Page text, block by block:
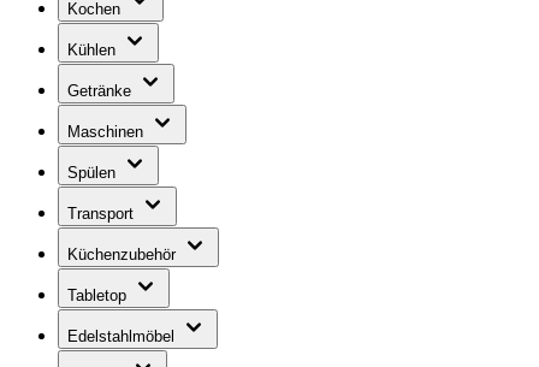
Kochen
Kühlen
Getränke
Maschinen
Spülen
Transport
Küchenzubehör
Tabletop
Edelstahlmöbel